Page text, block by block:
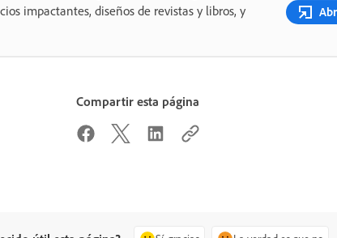
impactantes, diseños de revistas y libros, y
Compartir esta página